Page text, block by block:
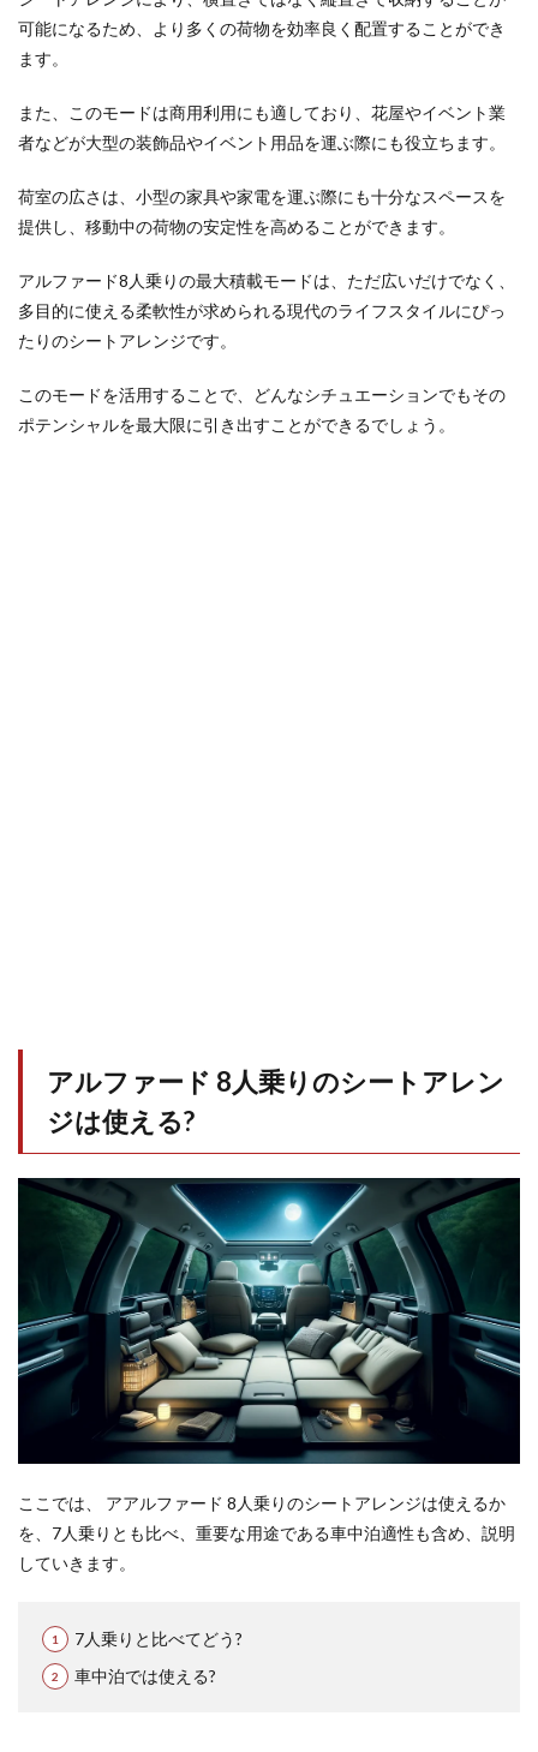
可能になるため、より多くの荷物を効率良く配置することができ
ます。
また、このモードは商用利用にも適しており、花屋やイベント業
者などが大型の装飾品やイベント用品を運ぶ際にも役立ちます。
荷室の広さは、小型の家具や家電を運ぶ際にも十分なスペースを
提供し、移動中の荷物の安定性を高めることができます。
アルファード8人乗りの最大積載モードは、ただ広いだけでなく、
多目的に使える柔軟性が求められる現代のライフスタイルにぴっ
たりのシートアレンジです。
このモードを活用することで、どんなシチュエーションでもその
ポテンシャルを最大限に引き出すことができるでしょう。
アルファード 8人乗りのシートアレン
ジは使える?
ここでは、 アアルファード 8人乗りのシートアレンジは使えるか
を、7人乗りとも比べ、重要な用途である車中泊適性も含め、説明
していきます。
7人乗りと比べてどう?
車中泊では使える?